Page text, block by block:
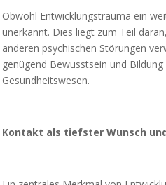
Obwohl Entwicklungstrauma ein
unerkannt. Dies liegt zum Teil
anderen psychischen Störungen
genügend Bewusstsein und
Gesundheitswesen.
Kontakt als tiefster Wunsch